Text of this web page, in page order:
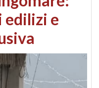
edilizi e